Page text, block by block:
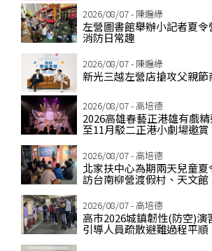
2026/08/07 - 陳遍綠
左營圖書館舉辦小記者夏
消防日常趣
2026/08/07 - 陳遍綠
新光三越左營店搶攻父親節
2026/08/07 - 高培德
2026高雄春藝正港雄有戲
至11月駁二正港小劇場邀賞
2026/08/07 - 高培德
北家扶中心為期兩天兒童
訪台南柳營渡假村、天文館
2026/08/07 - 高培德
高市2026城鎮韌性(防空)演
引導人員疏散避難過程平順